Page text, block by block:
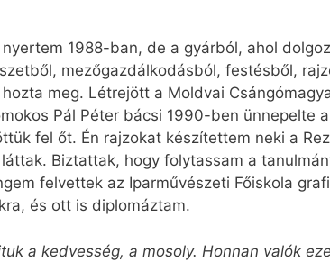
1988-ban, de a gyárból, ahol
mezőgazdálkodásból, festésből,
meg. Létrejött a Moldvai
Pál Péter bácsi 1990-ben ünnepelte
fel őt. Én rajzokat készítettem neki a
Biztattak, hogy folytassam a
felvettek az Iparművészeti Főiskola
és ott is diplomáztam.
a kedvesség, a mosoly. Honnan valók